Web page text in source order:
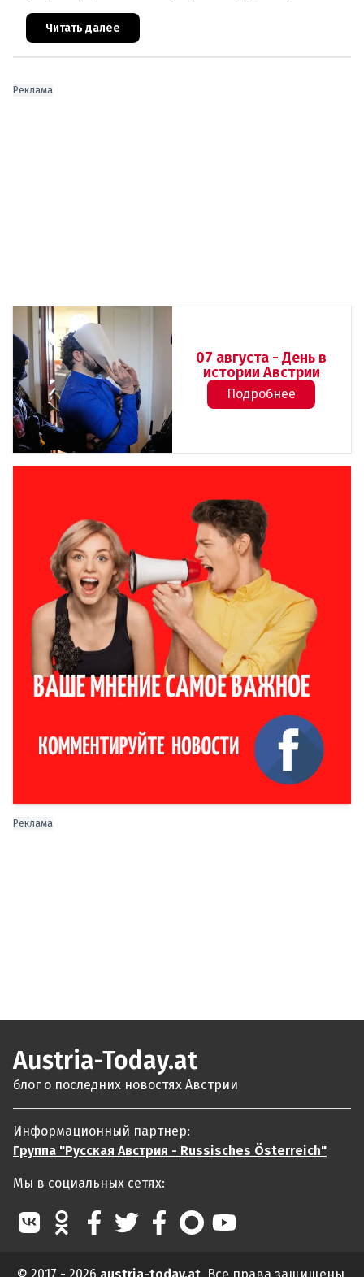
ранена выстрелом из пневматического оружия.
Полиция задержала двух п
Читать далее
Реклама
07 августа - День в
истории Австрии
Подробнее
Реклама
Austria-Today.at
блог о последних новостях Австрии
Информационный партнер:
Группа "Русская Австрия - Russisches Österreich"
Мы в социальных сетях: